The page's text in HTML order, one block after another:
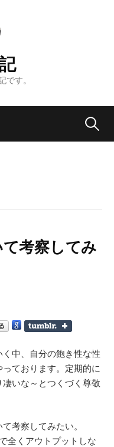
です。
検
考察してみ
中、自分の飽き性な性
ております。定期的に
いな～とつくづく尊敬
考察してみたい。
全くアウトプットしな